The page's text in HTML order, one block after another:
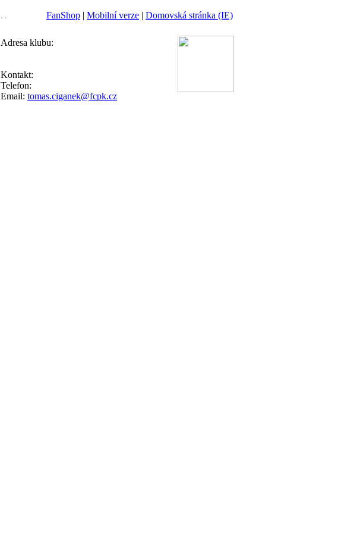
FanShop | Mobilní verze | Domovská stránka (IE)
Adresa klubu:
Kontakt:
Telefon:
Email: tomas.ciganek@fcpk.cz